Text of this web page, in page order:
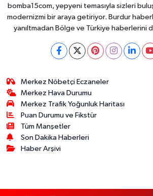
bomba15com, yepyeni temasıyla sizleri
modernizmi bir araya getiriyor. Burdur
yanıltmadan Bölge ve Türkiye haberlerini
Merkez Nöbetçi Eczaneler
Merkez Hava Durumu
Merkez Trafik Yoğunluk Haritası
Puan Durumu ve Fikstür
Tüm Manşetler
Son Dakika Haberleri
Haber Arşivi